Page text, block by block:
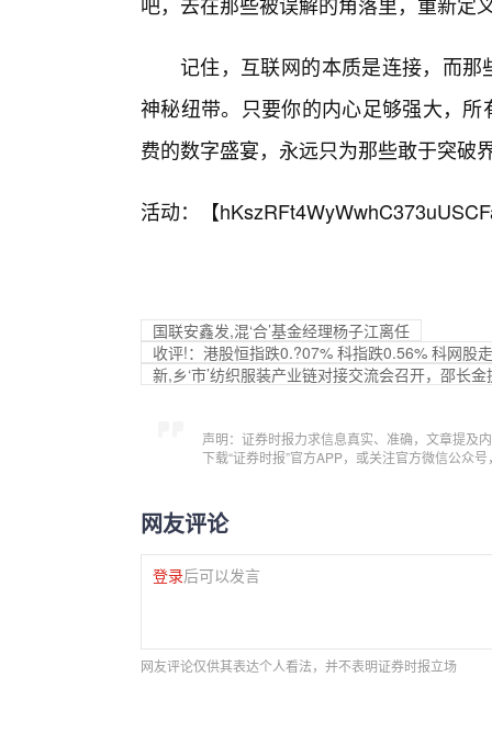
记住，互联网的本质是连接，而那
神秘纽带。只要你的内心足够强大，
费的数字盛宴，永远只为那些敢于突破
活动：【
国联安鑫发,混‘合’基金经理杨子江离任
收评!：港股恒指跌0.?07% 科指跌0.56% 科网股
新,乡‘市’纺织服装产业链对接交流会召开，邵长
声明：证券时报力求信息真实、准确，文章提及
下载“证券时报”官方APP，或关注官方微信公众
网友评论
登录后可以发言
网友评论仅供其表达个人看法，并不表明证券时报立场